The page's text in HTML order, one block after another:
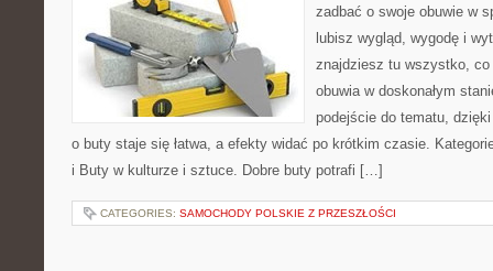
zadbać o swoje obuwie w
lubisz wygląd, wygodę i
znajdziesz tu wszystko, co
obuwia w doskonałym
podejście do tematu,
o buty staje się łatwa, a efekty widać po krótkim czasie.
i Buty w kulturze i sztuce. Dobre buty potrafi […]
CATEGORIES: SAMOCHODY POLSKIE Z PRZESZŁOŚCI